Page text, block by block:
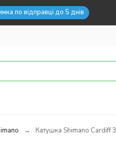
по відправці до 5 днів
Катушка Shimano Cardiff